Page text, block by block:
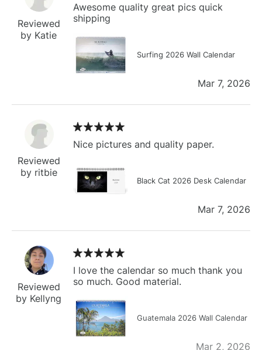
Reviewed
by Katie
Awesome quality great pics quick
shipping
Surfing 2026 Wall Calendar
Mar 7, 2026
Reviewed
by ritbie
Nice pictures and quality paper.
Black Cat 2026 Desk Calendar
Mar 7, 2026
Reviewed
by Kellyng
I love the calendar so much thank you
so much. Good material.
Guatemala 2026 Wall Calendar
Mar 2, 2026